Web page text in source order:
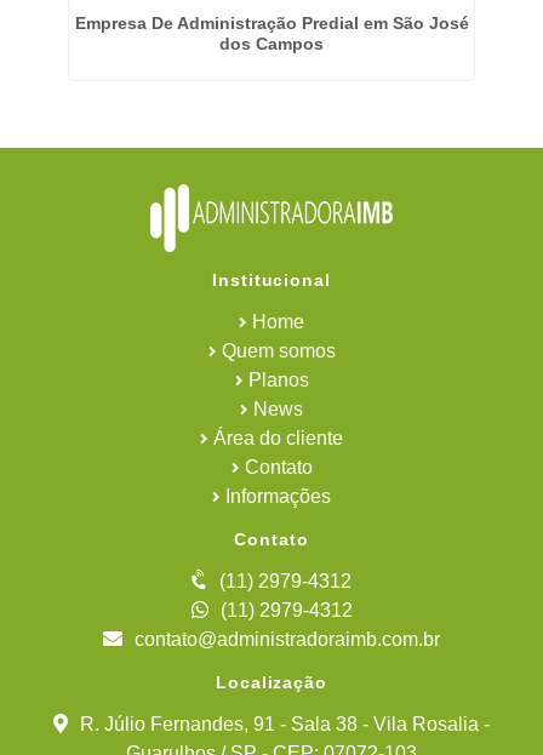
Empresa De Administração Predial em São José
dos Campos
Institucional
Home
Quem somos
Planos
News
Área do cliente
Contato
Informações
Contato
(11) 2979-4312
(11) 2979-4312
contato@administradoraimb.com.br
Localização
R. Júlio Fernandes, 91 - Sala 38 - Vila Rosalia -